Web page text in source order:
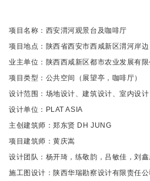
项目名称：西安渭河观景台及咖啡厅
项目地点：陕西省西安市西咸新区渭河岸边
业主单位：陕西西咸新区都市农业发展有限
项目类型：公共空间（展望亭，咖啡厅）
设计范围：场地设计、建筑设计、室内设计
设计单位：PLAT ASIA
主创建筑师：郑东贤 DH JUNG
项目建筑师：黄庆嵩
设计团队：杨开琦，练敬韵，吕敏佳，刘
施工图设计：陕西华瑞勘察设计有限责任公